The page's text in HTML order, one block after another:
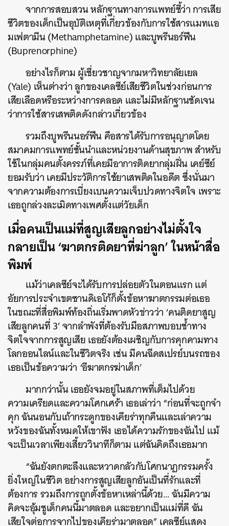
จากการสอบสวน หลักฐานทางการแพทย์ชี้ว่า การเสีย
ชีวิตของเด็กเป็นอุบัติเหตุที่เกี่ยวข้องกับการใช้สารแมทแอ
มเฟตามีน (Methamphetamine) และบูพรีนอร์ฟีน
(Buprenorphine)
อย่างไรก็ตาม ผู้เชี่ยวชาญจากมหาวิทยาลัยเยล
(Yale) เห็นต่างว่า ลูกของเคลซีย์เสียชีวิตในช่วงก่อนการ
เสียเลือดหรือระหว่างการคลอด และไม่มีหลักฐานชัดเจน
ว่าการใช้สารเสพติดดังกล่าวเกี่ยวข้อง
รวมถึงบูพรีนนอร์ฟีน คือสารได้รับการอนุญาตโดย
สมาคมการแพทย์ชั้นนำและหน่วยงานด้านสุขภาพ สำหรับ
ใช้ในกลุ่มคนตั้งครรภ์ที่เคยมีอาการติดยากลุ่มฝิ่น เคย์ซีย์
ยอมรับว่า เคยมีประวัติการใช้ยาเสพติดในอดีต ซึ่งนั่นมา
จากความต้องการเบี่ยงเบนความเจ็บปวดทางจิตใจ เพราะ
เธอถูกล่วงละเมิดทางเพศตั้งแต่วัยเด็ก
เมื่อคนเป็นแม่ที่สูญเสียลูกอย่างไม่ตั้งใจ
กลายเป็น ‘ฆาตกรติดยาที่ฆ่าลูก’ ในหน้าสื่อ
พิมพ์
แม้ว่าเคลซีย์จะได้รับการปล่อยตัวในตอนแรก แต่
อัยการประจำเขตซานดิเอโก้ก็ตั้งข้อหาฆาตกรรมต่อเธอ
ในขณะที่สื่อพิมพ์ท้องถิ่นเริ่มพาดหัวข่าวว่า ‘คนติดยาสูญ
เสียลูกคนที่ 3’ จากลำพังที่ต้องรับมือสภาพบอบช้ำทาง
จิตใจจากการสูญเสีย เธอยังต้องเผชิญกับการคุกคามทาง
โลกออนไลน์และในชีวิตจริง เช่น มีคนฉีดสเปรย์บนรถของ
เธอเป็นข้อความว่า ‘อีฆาตกรฆ่าเด็ก’
มากกว่านั้น เธอยังจมอยู่ในสภาพที่เต็มไปด้วย
ความเครียดและความโศกเศร้า เธอเล่าว่า “ก่อนที่จะถูกจำ
คุก ฉันนอนกับเถ้ากระดูกของเคียร่าทุกคืนและเล่าความ
หวังของฉันทั้งหมดให้เขาฟัง เธอได้ความรักของฉันไป แม้
จะเป็นเวลาเพียงเสี้ยววินาทีก็ตาม แต่ฉันคิดถึงเธอมาก
“ฉันยังตกตะลึงและหวาดกลัวกับโศกนาฏกรรมครั้ง
ยิ่งใหญ่ในชีวิต อย่างการสูญเสียลูกอันเป็นที่รักและที่
ต้องการ รวมถึงการถูกตั้งข้อหาเหล่านี้ด้วย… ฉันมีความ
คิดจะอุ้มชูเด็กคนนี้มาตลอด และอยากเป็นแม่ที่ดี ฉัน
เสียใจต่อการจากไปของเคียร่ามาตลอด” เคลซีย์แสดง